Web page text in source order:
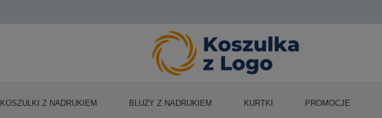
KOSZULKI Z NADRUKIEM BLUZY Z NADRUKIEM KURTKI PROMOCJE